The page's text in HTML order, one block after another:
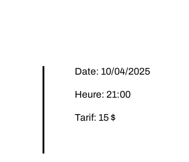
Date: 10/04/2025
Heure: 21:00
Tarif: 15 $